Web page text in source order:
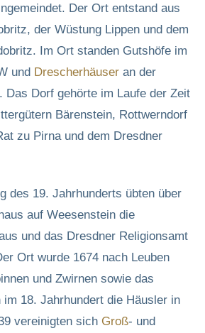
Der Ort entstand aus
der Wüstung Lippen und dem
Im Ort standen Gutshöfe im
und Drescherhäuser an der
Das Dorf gehörte im Laufe der Zeit
Bärenstein, Rottwerndorf
zu Pirna und dem Dresdner
des 19. Jahrhunderts übten über
auf Weesenstein die
und das Dresdner Religionsamt
Ort wurde 1674 nach Leuben
und Zwirnen sowie das
im 18. Jahrhundert die Häusler in
vereinigten sich Groß- und